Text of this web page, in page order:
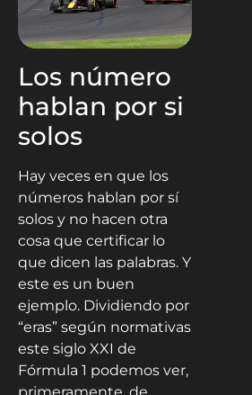
Los número
hablan por si
solos
Hay veces en que los
números hablan por sí
solos y no hacen otra
cosa que certificar lo
que dicen las palabras. Y
este es un buen
ejemplo. Dividiendo por
“eras” según normativas
este siglo XXI de
Fórmula 1 podemos ver,
primeramente, de